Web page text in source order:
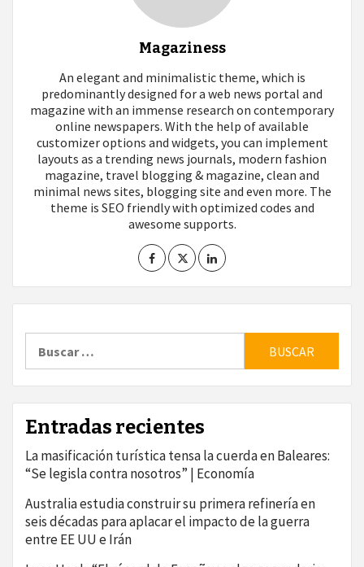
Magaziness
An elegant and minimalistic theme, which is
predominantly designed for a web news portal and
magazine with an immense research on contemporary
online newspapers. With the help of available
customizer options and widgets, you can implement
layouts as a trending news journals, modern fashion
magazine, travel blogging & magazine, clean and
minimal news sites, blogging site and even more. The
theme is SEO friendly with optimized codes and
awesome supports.
Entradas recientes
La masificación turística tensa la cuerda en Baleares:
“Se legisla contra nosotros” | Economía
Australia estudia construir su primera refinería en
seis décadas para aplacar el impacto de la guerra
entre EE UU e Irán